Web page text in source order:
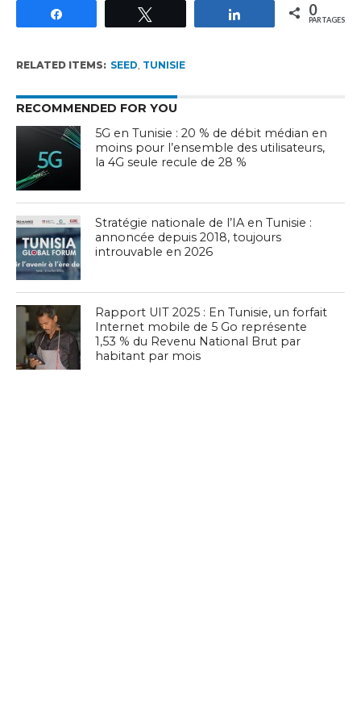
Partagez 0
PARTAGES
RELATED ITEMS: SEED, TUNISIE
RECOMMENDED FOR YOU
5G en Tunisie : 20 % de débit médian en
moins pour l’ensemble des utilisateurs,
la 4G seule recule de 28 %
Stratégie nationale de l’IA en Tunisie :
annoncée depuis 2018, toujours
introuvable en 2026
Rapport UIT 2025 : En Tunisie, un forfait
Internet mobile de 5 Go représente
1,53 % du Revenu National Brut par
habitant par mois